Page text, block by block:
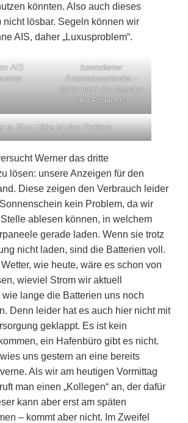
könnten. Also auch dieses
nicht lösbar. Segeln können wir
AIS, daher „Luxusproblem“.
AIS
koorodierter
Antennenverbinder –
leider nicht die Ursache
des Problems
in 20 m Höhe ist das Problem
Werner das dritte
lösen: unsere Anzeigen für den
Diese zeigen den Verbrauch leider
kein Problem, da wir
ablesen können, in welchem
gerade laden. Wenn sie trotz
nicht laden, sind die Batterien voll.
wie heute, wäre es schon von
wieviel Strom wir aktuell
lange die Batterien uns noch
Denn leider hat es auch hier nicht mit
geklappt. Es ist kein
ein Hafenbüro gibt es nicht.
uns gestern an eine bereits
Als wir am heutigen Vormittag
man einen „Kollegen“ an, der dafür
kann aber erst am späten
– kommt aber nicht. Im Zweifel